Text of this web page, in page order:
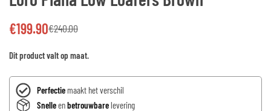
€240.00
€199.90
Dit product valt op maat.
Perfectie maakt het verschil
Snelleenbetrouwbarelevering